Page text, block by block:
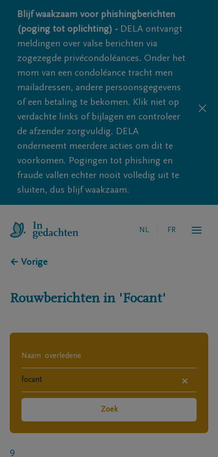
Blijf waakzaam voor phishingberichten
(poging tot oplichting) - DELA ontvangt
meldingen over valse berichten via
zogezegde privécondoléances. Onder het
mom van een condoléance tracht men
mailadressen, andere persoonsgegevens
of een betaling te bekomen. Klik niet op
verdachte links of bijlagen en controleer
de afzender zorgvuldig. DELA
onderneemt meerdere acties om dit te
voorkomen. Pogingen tot phishing en
fraude vallen echter nooit volledig uit te
sluiten, dus blijf waakzaam.
NL FR
← Vorige
Rouwberichten in 'Focant'
×
Zoek
9